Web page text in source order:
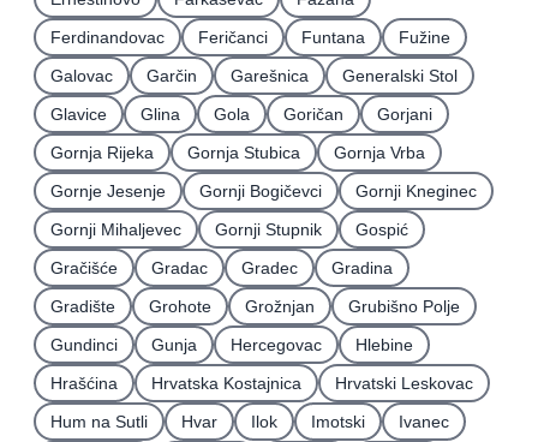
Ferdinandovac
Feričanci Funtana
Fužine
Galovac
Garčin Garešnica
Generalski Stol
Glavice
Glina Gola Goričan
Gorjani
Gornja Rijeka
Gornja Stubica
Gornja Vrba
Gornje Jesenje
Gornji Bogičevci
Gornji Kneginec
Gornji Mihaljevec
Gornji Stupnik
Gospić
Gračišće
Gradac Gradec
Gradina
Gradište
Grohote Grožnjan
Grubišno Polje
Gundinci
Gunja Hercegovac
Hlebine
Hrašćina
Hrvatska Kostajnica
Hrvatski Leskovac
Hum na Sutli
Hvar Ilok Imotski Ivanec